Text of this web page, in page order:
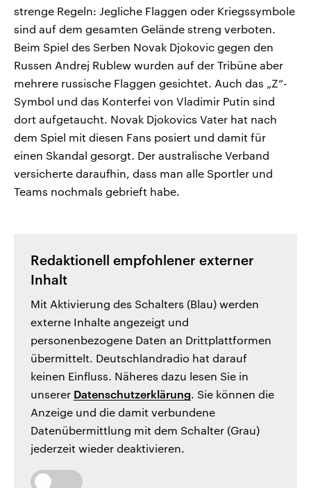
strenge Regeln: Jegliche Flaggen oder Kriegssymbole
sind auf dem gesamten Gelände streng verboten.
Beim Spiel des Serben Novak Djokovic gegen den
Russen Andrej Rublew wurden auf der Tribüne aber
mehrere russische Flaggen gesichtet. Auch das „Z“-
Symbol und das Konterfei von Vladimir Putin sind
dort aufgetaucht. Novak Djokovics Vater hat nach
dem Spiel mit diesen Fans posiert und damit für
einen Skandal gesorgt. Der australische Verband
versicherte daraufhin, dass man alle Sportler und
Teams nochmals gebrieft habe.
Redaktionell empfohlener externer
Inhalt
Mit Aktivierung des Schalters (Blau) werden
externe Inhalte angezeigt und
personenbezogene Daten an Drittplattformen
übermittelt. Deutschlandradio hat darauf
keinen Einfluss. Näheres dazu lesen Sie in
unserer Datenschutzerklärung . Sie können die
Anzeige und die damit verbundene
Datenübermittlung mit dem Schalter (Grau)
jederzeit wieder deaktivieren.